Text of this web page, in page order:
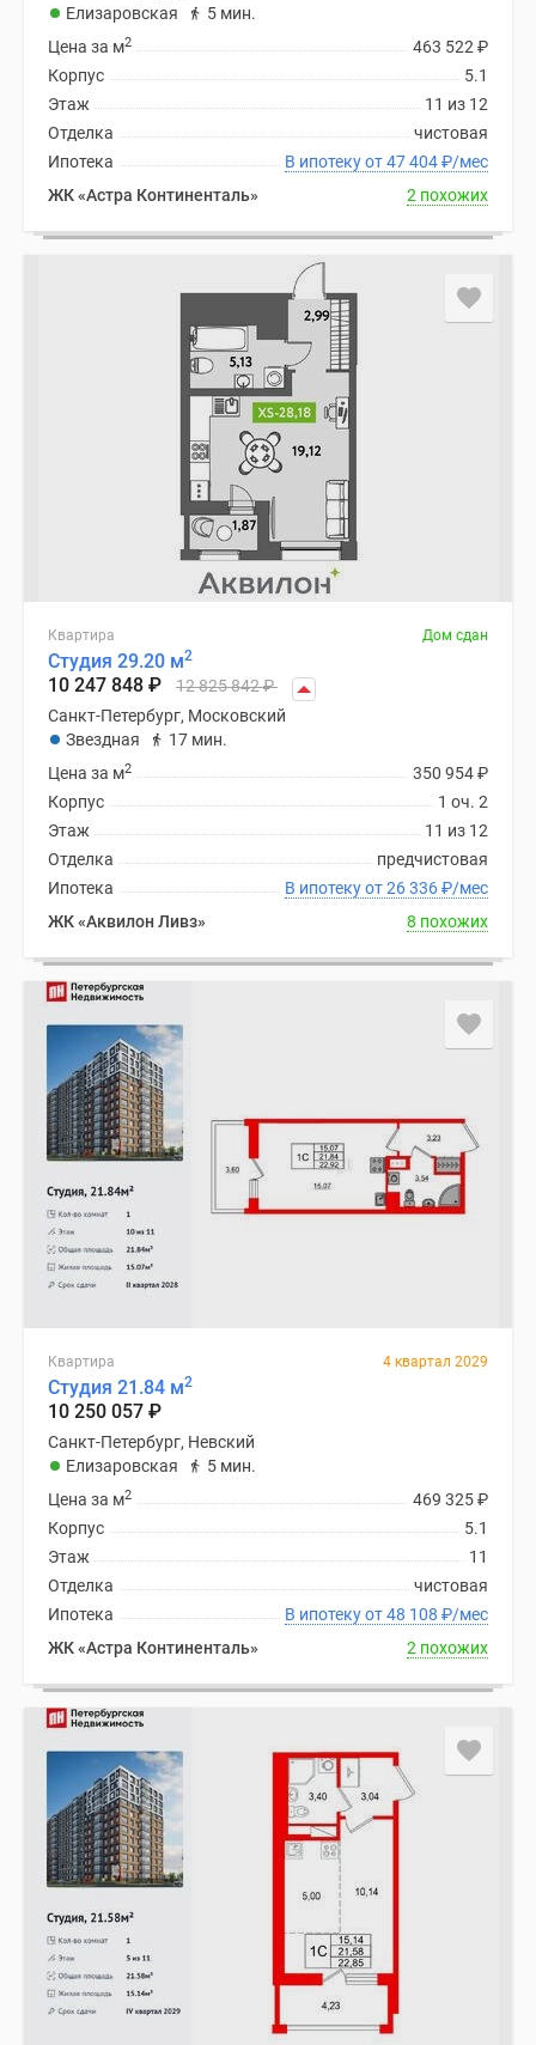
Елизаровская
5 мин.
463 522 ₽
Цена за м2
5.1
Корпус
11 из 12
Этаж
чистовая
Отделка
В ипотеку от 47 404₽/мес
Ипотека
ЖК «Астра Континенталь»
2 похожих
Квартира Дом сдан
Студия 29.20 м2
10 247 848 ₽ 12 825 842₽
Санкт-Петербург, Московский
Звездная
17 мин.
350 954₽
Цена за м2
1 оч. 2
Корпус
11 из 12
Этаж
предчистовая
Отделка
В ипотеку от 26 336₽/мес
Ипотека
ЖК «Аквилон Ливз»
8 похожих
Квартира 4 квартал 2029
Студия 21.84 м2
10 250 057 ₽
Санкт-Петербург, Невский
Елизаровская
5 мин.
469 325₽
Цена за м2
5.1
Корпус
11
Этаж
чистовая
Отделка
В ипотеку от 48 108 ₽/мес
Ипотека
ЖК «Астра Континенталь»
2 похожих